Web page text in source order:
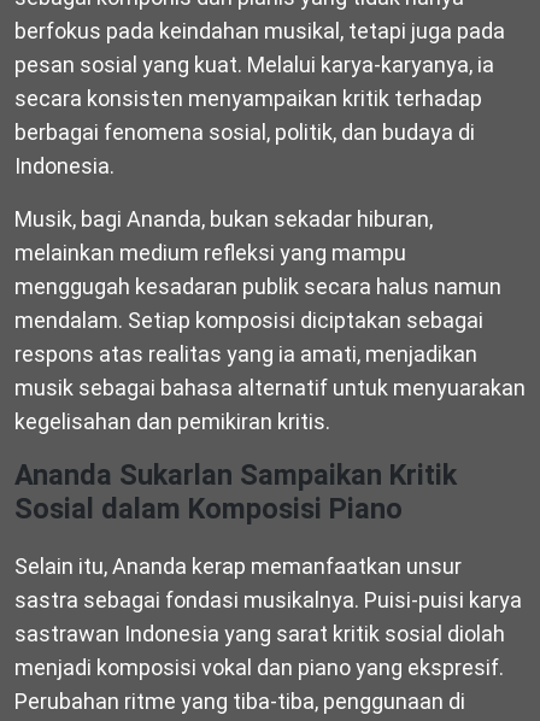
berfokus pada keindahan musikal, tetapi juga pada
pesan sosial yang kuat. Melalui karya-karyanya, ia
secara konsisten menyampaikan kritik terhadap
berbagai fenomena sosial, politik, dan budaya di
Indonesia.
Musik, bagi Ananda, bukan sekadar hiburan,
melainkan medium refleksi yang mampu
menggugah kesadaran publik secara halus namun
mendalam. Setiap komposisi diciptakan sebagai
respons atas realitas yang ia amati, menjadikan
musik sebagai bahasa alternatif untuk menyuarakan
kegelisahan dan pemikiran kritis.
Ananda Sukarlan Sampaikan Kritik
Sosial dalam Komposisi Piano
Selain itu, Ananda kerap memanfaatkan unsur
sastra sebagai fondasi musikalnya. Puisi-puisi karya
sastrawan Indonesia yang sarat kritik sosial diolah
menjadi komposisi vokal dan piano yang ekspresif.
Perubahan ritme yang tiba-tiba, penggunaan di